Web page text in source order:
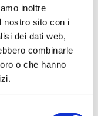
inoltre
nostro sito con i
dei dati web,
combinarle
o che hanno
:
sullo